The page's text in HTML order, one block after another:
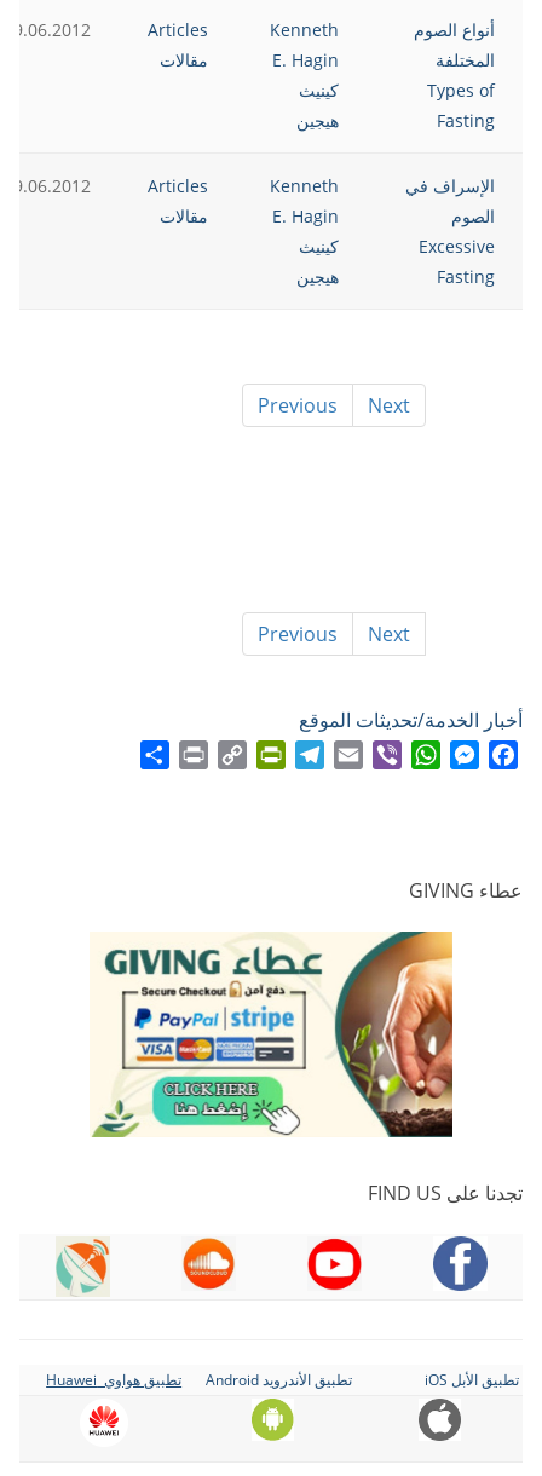
أنواع الصوم
المختلفة
Types of
Fasting
Kenneth
E. Hagin
كينيث
هيجين
Articles
مقالات
19.06.2012
الإسراف في
الصوم
Excessive
Fasting
Kenneth
E. Hagin
كينيث
هيجين
Articles
مقالات
19.06.2012
Previous Next
Previous Next
أخبار الخدمة/تحديثات الموقع
عطاء GIVING
تجدنا على FIND US
تطبيق الأبل iOS تطبيق الأندرويد Android تطبيق هواوي Huawei